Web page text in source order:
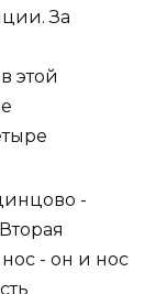
За
этой
-
- он и нос